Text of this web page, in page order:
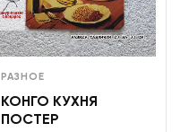
РАЗНОЕ
КОНГО КУХНЯ
ПОСТЕР